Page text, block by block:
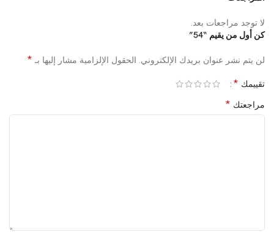
لا توجد مراجعات بعد.
كن أول من يقيم “54”
لن يتم نشر عنوان بريدك الإلكتروني. الحقول الإلزامية مشار إليها بـ *
تقييمك *
مراجعتك *